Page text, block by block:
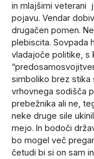
in mlajšimi veterani
pojavu. Vendar
drugačen pomen.
plebiscita. Sovpada
vladajoče politike, s
simboliko brez stika
vrhovnega sodišča
prebežnika ali ne,
neke druge sile
mejo. In bodoči
bo mogel več
četudi bi si on sam